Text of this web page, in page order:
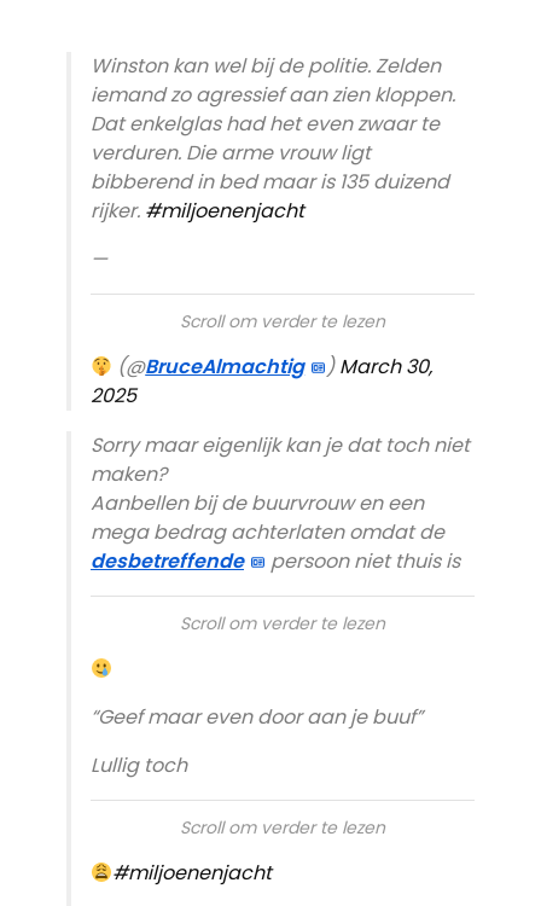
Winston kan wel bij de politie. Zelden
iemand zo agressief aan zien kloppen.
Dat enkelglas had het even zwaar te
verduren. Die arme vrouw ligt
bibberend in bed maar is 135 duizend
rijker. #miljoenenjacht
—
Scroll om verder te lezen
(@BruceAlmachtig )March 30,
2025
Sorry maar eigenlijk kan je dat toch niet
maken?
Aanbellen bij de buurvrouw en een
mega bedrag achterlaten omdat de
desbetreffende
persoon niet thuis is
Scroll om verder te lezen
“Geef maar even door aan je buuf”
Lullig toch
Scroll om verder te lezen
#miljoenenjacht